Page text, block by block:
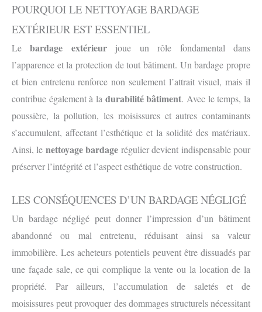
POURQUOI LE NETTOYAGE BARDAGE
EXTÉRIEUR EST ESSENTIEL
Lebardage extérieurjoue un rôle fondamental dans
l’apparence et la protection de tout bâtiment. Un bardage propre
et bien entretenu renforce non seulement l’attrait visuel, mais il
contribue également à la durabilité bâtiment. Avec le temps, la
poussière, la pollution, les moisissures et autres contaminants
s’accumulent, affectant l’esthétique et la solidité des matériaux.
Ainsi, le nettoyage bardage régulier devient indispensable pour
préserver l’intégrité et l’aspect esthétique de votre construction.
LES CONSÉQUENCES D’UN BARDAGE NÉGLIGÉ
Un bardage négligé peut donner l’impression d’un bâtiment
abandonné ou mal entretenu, réduisant ainsi sa valeur
immobilière. Les acheteurs potentiels peuvent être dissuadés par
une façade sale, ce qui complique la vente ou la location de la
propriété. Par ailleurs, l’accumulation de saletés et de
moisissures peut provoquer des dommages structurels nécessitant